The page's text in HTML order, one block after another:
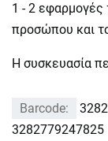
1 - 2 εφαρμογές
προσώπου και
Η συσκευασία
Barcode:
3282779247825